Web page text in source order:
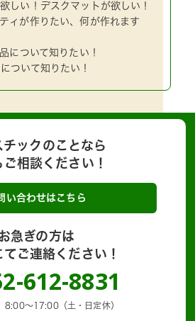
しい！デスクマットが欲しい！
ィが作りたい、何が作れます
について知りたい！
ついて知りたい！
チックのことなら
相談ください！
い合わせはこちら
急ぎの方は
ご連絡ください！
612-8831
8:00～17:00（土・日定休）